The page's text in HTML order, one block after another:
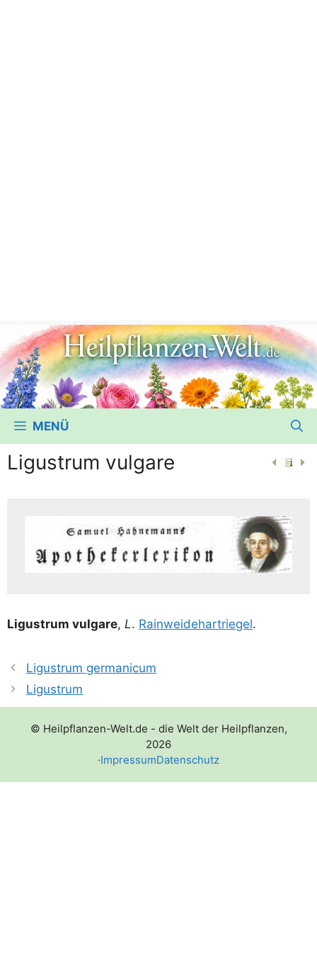
MENÜ
Ligustrum vulgare
Ligustrum vul­ga­re, L. Rain­wei­de­hart­rie­gel.
Ligustrum germanicum
Ligustrum
© Heilpflanzen-Welt.de - die Welt der Heilpflanzen,
2026
·ImpressumDatenschutz